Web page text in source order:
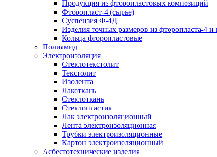
Продукция из фторопластовых композиций
Фторопласт-4 (сырье)
Суспензия Ф-4Д
Изделия точных размеров из фторопласта-4 и
Кольца фторопластовые
Полиамид
Электроизоляция
Стеклотекстолит
Текстолит
Изолента
Лакоткань
Стеклоткань
Стеклопластик
Лак электроизоляционный
Лента электроизоляционная
Трубки электроизоляционные
Картон электроизоляционный
Асбестотехнические изделия